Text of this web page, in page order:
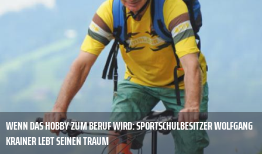
WENN DAS HOBBY ZUM BERUF WIRD: SPORTSCHULBESITZER WOLFGANG
KRAINER LEBT SEINEN TRAUM